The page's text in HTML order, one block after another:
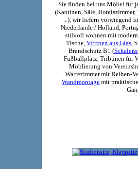
Sie finden bei uns Möbel für
(Kantinen, Säle, Hotelszimmer,
...), wir liefern vorwiegend
Niederlande / Holland,
stilvoll wohnen mit
Tische, Vitrinen aus Glas,
Brandschutz B1 (
Fußballplatz, Tribünen für
Möblierung von
Wartezimmer mit Reihen-
Wandmontage mit